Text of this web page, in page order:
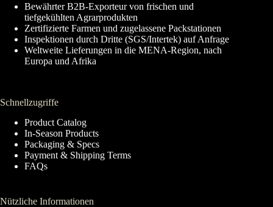
Bewährter B2B-Exporteur von frischen und
tiefgekühlten Agrarprodukten
Zertifizierte Farmen und zugelassene Packstationen
Inspektionen durch Dritte (SGS/Intertek) auf Anfrage
Weltweite Lieferungen in die MENA-Region, nach
Europa und Afrika
Schnellzugriffe
Product Catalog
In-Season Products
Packaging & Specs
Payment & Shipping Terms
FAQs
Nützliche Informationen